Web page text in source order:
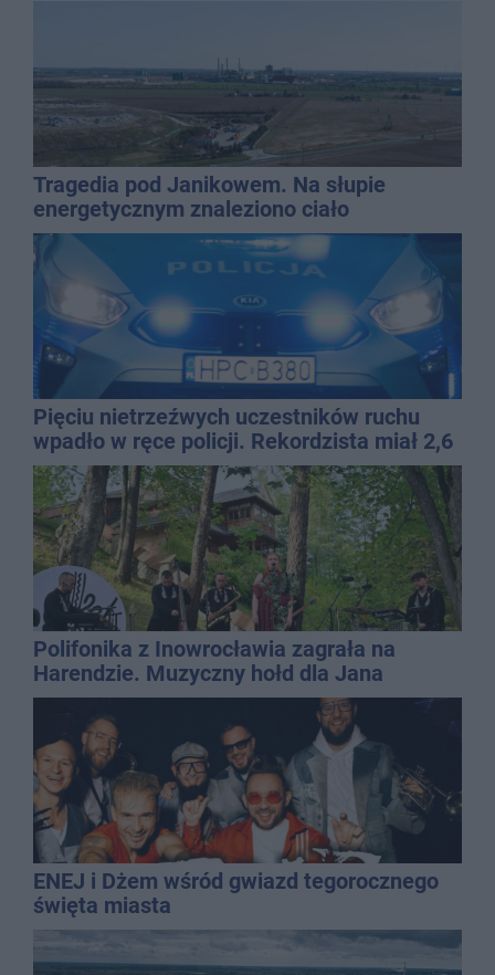
Tragedia pod Janikowem. Na słupie
energetycznym znaleziono ciało
mężczyzny
Pięciu nietrzeźwych uczestników ruchu
wpadło w ręce policji. Rekordzista miał 2,6
promila
Polifonika z Inowrocławia zagrała na
Harendzie. Muzyczny hołd dla Jana
Kasprowicza
ENEJ i Dżem wśród gwiazd tegorocznego
święta miasta